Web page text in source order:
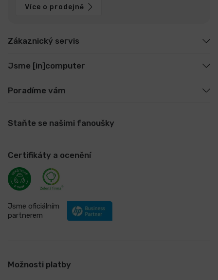
Více o prodejně
Zákaznický servis
Jsme [in]computer
Poradíme vám
Staňte se našimi fanoušky
Certifikáty a ocenění
Jsme oficiálním
partnerem
Možnosti platby